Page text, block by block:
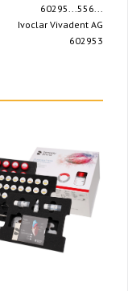
60295...556...
Ivoclar Vivadent AG
602953